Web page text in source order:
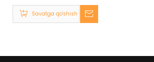
sovutgichli milya
dvigateli to'plami
Savatga qo'shish